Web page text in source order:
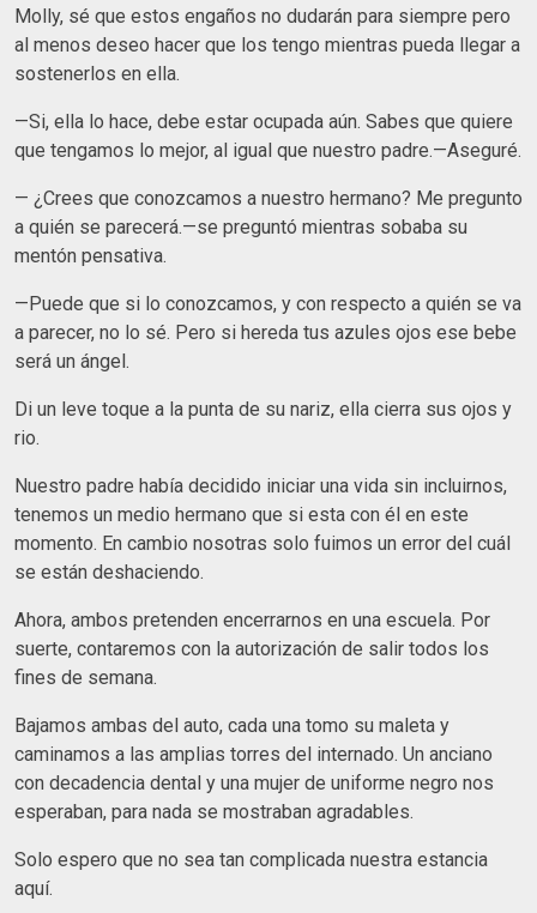
Molly, sé que estos engaños no dudarán para siempre pero
al menos deseo hacer que los tengo mientras pueda llegar a
sostenerlos en ella.
—Si, ella lo hace, debe estar ocupada aún. Sabes que quiere
que tengamos lo mejor, al igual que nuestro padre.—Aseguré.
— ¿Crees que conozcamos a nuestro hermano? Me pregunto
a quién se parecerá.—se preguntó mientras sobaba su
mentón pensativa.
—Puede que si lo conozcamos, y con respecto a quién se va
a parecer, no lo sé. Pero si hereda tus azules ojos ese bebe
será un ángel.
Di un leve toque a la punta de su nariz, ella cierra sus ojos y
rio.
Nuestro padre había decidido iniciar una vida sin incluirnos,
tenemos un medio hermano que si esta con él en este
momento. En cambio nosotras solo fuimos un error del cuál
se están deshaciendo.
Ahora, ambos pretenden encerrarnos en una escuela. Por
suerte, contaremos con la autorización de salir todos los
fines de semana.
Bajamos ambas del auto, cada una tomo su maleta y
caminamos a las amplias torres del internado. Un anciano
con decadencia dental y una mujer de uniforme negro nos
esperaban, para nada se mostraban agradables.
Solo espero que no sea tan complicada nuestra estancia
aquí.